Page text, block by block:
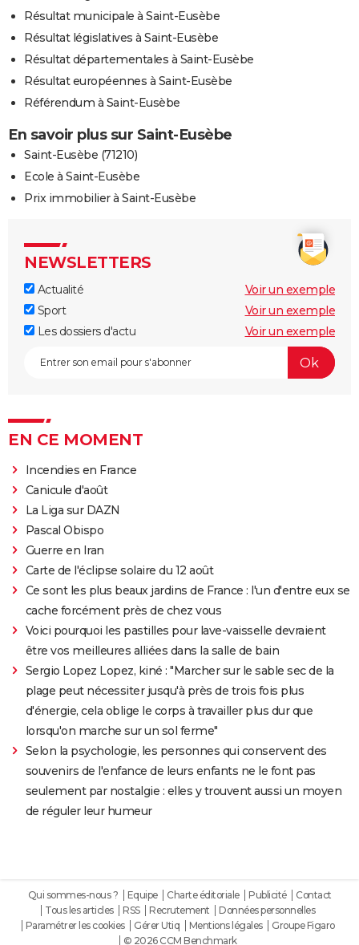
Résultat municipale à Saint-Eusèbe
Résultat législatives à Saint-Eusèbe
Résultat départementales à Saint-Eusèbe
Résultat européennes à Saint-Eusèbe
Référendum à Saint-Eusèbe
En savoir plus sur Saint-Eusèbe
Saint-Eusèbe (71210)
Ecole à Saint-Eusèbe
Prix immobilier à Saint-Eusèbe
NEWSLETTERS
Actualité
Voir un exemple
Sport
Voir un exemple
Les dossiers d'actu
Voir un exemple
EN CE MOMENT
Incendies en France
Canicule d'août
La Liga sur DAZN
Pascal Obispo
Guerre en Iran
Carte de l'éclipse solaire du 12 août
Ce sont les plus beaux jardins de France : l'un d'entre eux se
cache forcément près de chez vous
Voici pourquoi les pastilles pour lave-vaisselle devraient
être vos meilleures alliées dans la salle de bain
Sergio Lopez Lopez, kiné : "Marcher sur le sable sec de la
plage peut nécessiter jusqu'à près de trois fois plus
d'énergie, cela oblige le corps à travailler plus dur que
lorsqu'on marche sur un sol ferme"
Selon la psychologie, les personnes qui conservent des
souvenirs de l'enfance de leurs enfants ne le font pas
seulement par nostalgie : elles y trouvent aussi un moyen
de réguler leur humeur
Qui sommes-nous ? Equipe Charte éditoriale Publicité
Contact
Tous les articles
RSS Recrutement
Données personnelles
Paramétrer les cookies
Gérer Utiq Mentions légales
Groupe Figaro
© 2026 CCM Benchmark